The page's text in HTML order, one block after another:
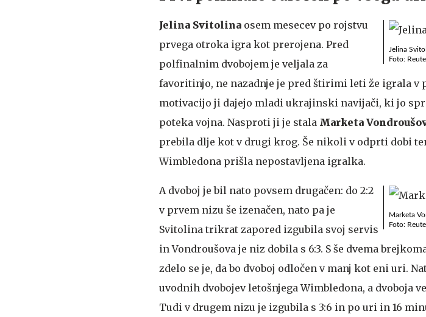
Jelina
Foto:
Jelina Svitolina osem mesecev po rojstvu
prvega otroka igra kot prerojena. Pred
polfinalnim dvobojem je veljala za
favoritinjo, ne nazadnje je pred štirimi leti že igrala v
motivacijo ji dajejo mladi ukrajinski navijači, ki jo
poteka vojna. Nasproti ji je stala Marketa
prebila dlje kot v drugi krog. Še nikoli v odprti dobi
Wimbledona prišla nepostavljena igralka.
Marketa
Foto:
A dvoboj je bil nato povsem drugačen: do 2:2
v prvem nizu še izenačen, nato pa je
Svitolina trikrat zapored izgubila svoj servis
in Vondroušova je niz dobila s 6:3. S še dvema
zdelo se je, da bo dvoboj odločen v manj kot eni uri.
uvodnih dvobojev letošnjega Wimbledona, a dvoboja
Tudi v drugem nizu je izgubila s 3:6 in po uri in 16